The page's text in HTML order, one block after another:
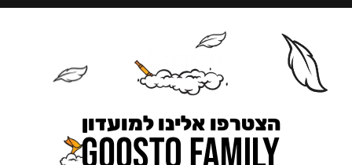
הצטרפו אלינו למועדון